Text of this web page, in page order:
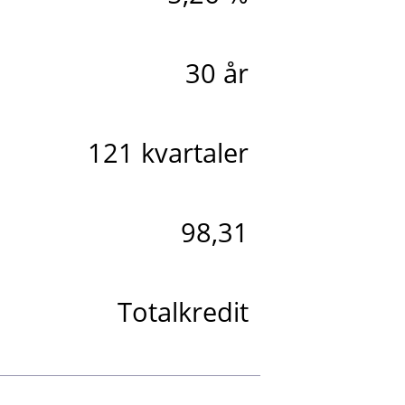
30 år
121 kvartaler
98,31
Totalkredit